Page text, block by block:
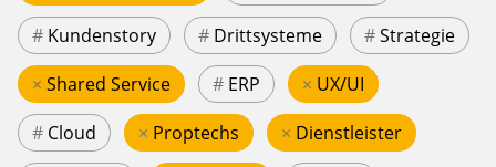
# Kundenstory # Drittsysteme #Strategie
× Shared Service # ERP × UX/UI
# Cloud × Proptechs × Dienstleister